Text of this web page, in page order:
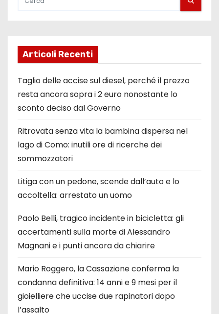
Articoli Recenti
Taglio delle accise sul diesel, perché il prezzo
resta ancora sopra i 2 euro nonostante lo
sconto deciso dal Governo
Ritrovata senza vita la bambina dispersa nel
lago di Como: inutili ore di ricerche dei
sommozzatori
Litiga con un pedone, scende dall’auto e lo
accoltella: arrestato un uomo
Paolo Belli, tragico incidente in bicicletta: gli
accertamenti sulla morte di Alessandro
Magnani e i punti ancora da chiarire
Mario Roggero, la Cassazione conferma la
condanna definitiva: 14 anni e 9 mesi per il
gioielliere che uccise due rapinatori dopo
l’assalto